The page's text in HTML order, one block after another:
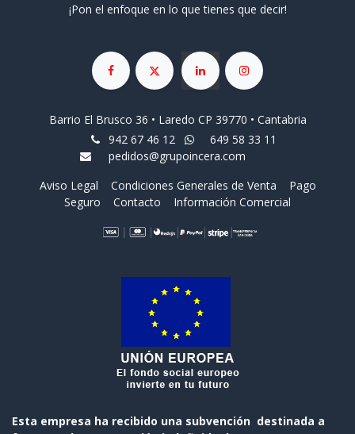
¡Pon el enfoque en lo que tienes que decir!
Barrio El Brusco 36 • Laredo CP 39770 • Cantabria
942 67 46 12
649 58 33 11
pedidos@grupoincera.com
Aviso Legal
Condiciones Generales de Venta
Pago
Seguro
Contacto Información Comercial
Esta empresa ha recibido una subvención destinada a